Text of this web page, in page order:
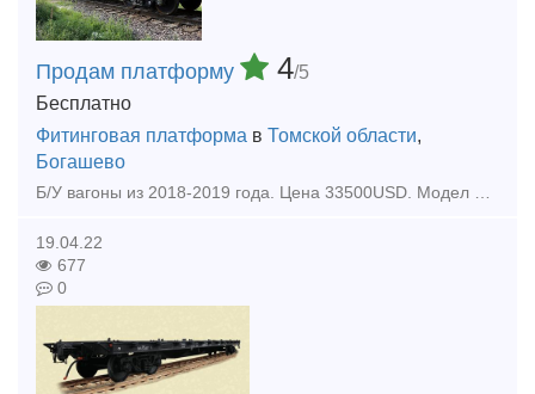
Продам платформу 4/5
Бесплатно
Фитинговая платформа в Томской области,
Богашево
19.04.22
677
0